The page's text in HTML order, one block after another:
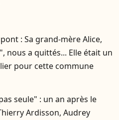
: Sa grand-mère Alice,
nous a quittés... Elle était un
pour cette commune
seule" : un an après le
Ardisson, Audrey